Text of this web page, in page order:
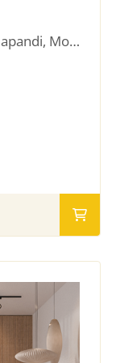
Scandinavisch, Industrieel, Japandi, Modern, Hotel Chique, Minimalistich